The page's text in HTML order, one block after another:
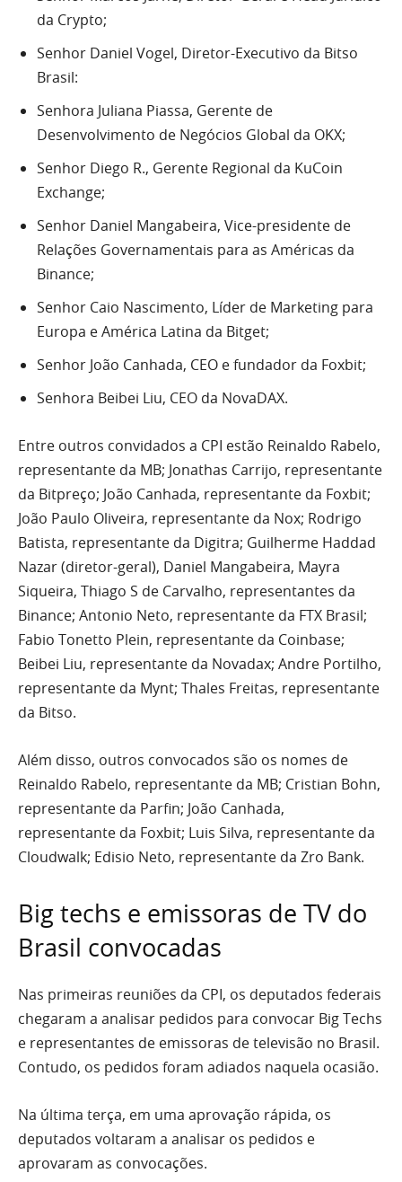
da Crypto;
Senhor Daniel Vogel, Diretor-Executivo da Bitso
Brasil:
Senhora Juliana Piassa, Gerente de
Desenvolvimento de Negócios Global da OKX;
Senhor Diego R., Gerente Regional da KuCoin
Exchange;
Senhor Daniel Mangabeira, Vice-presidente de
Relações Governamentais para as Américas da
Binance;
Senhor Caio Nascimento, Líder de Marketing para
Europa e América Latina da Bitget;
Senhor João Canhada, CEO e fundador da Foxbit;
Senhora Beibei Liu, CEO da NovaDAX.
Entre outros convidados a CPI estão Reinaldo Rabelo,
representante da MB; Jonathas Carrijo, representante
da Bitpreço; João Canhada, representante da Foxbit;
João Paulo Oliveira, representante da Nox; Rodrigo
Batista, representante da Digitra; Guilherme Haddad
Nazar (diretor-geral), Daniel Mangabeira, Mayra
Siqueira, Thiago S de Carvalho, representantes da
Binance; Antonio Neto, representante da FTX Brasil;
Fabio Tonetto Plein, representante da Coinbase;
Beibei Liu, representante da Novadax; Andre Portilho,
representante da Mynt; Thales Freitas, representante
da Bitso.
Além disso, outros convocados são os nomes de
Reinaldo Rabelo, representante da MB; Cristian Bohn,
representante da Parfin; João Canhada,
representante da Foxbit; Luis Silva, representante da
Cloudwalk; Edisio Neto, representante da Zro Bank.
Big techs e emissoras de TV do
Brasil convocadas
Nas primeiras reuniões da CPI, os deputados federais
chegaram a analisar pedidos para convocar Big Techs
e representantes de emissoras de televisão no Brasil.
Contudo, os pedidos foram adiados naquela ocasião.
Na última terça, em uma aprovação rápida, os
deputados voltaram a analisar os pedidos e
aprovaram as convocações.